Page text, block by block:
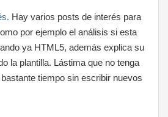
Hay varios posts de interés para
por ejemplo el análisis si esta
ya HTML5, además explica su
la plantilla. Lástima que no tenga
tiempo sin escribir nuevos